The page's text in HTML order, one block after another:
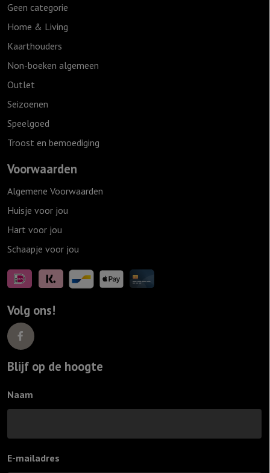
Geen categorie
Home & Living
Kaarthouders
Non-boeken algemeen
Outlet
Seizoenen
Speelgoed
Troost en bemoediging
Voorwaarden
Algemene Voorwaarden
Huisje voor jou
Hart voor jou
Schaapje voor jou
Volg ons!
Blijf op de hoogte
Naam
E-mailadres